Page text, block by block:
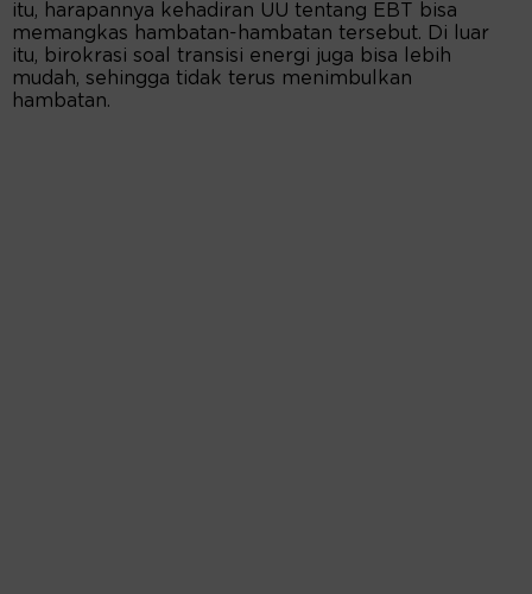
itu, harapannya kehadiran UU tentang EBT bisa
memangkas hambatan-hambatan tersebut. Di luar
itu, birokrasi soal transisi energi juga bisa lebih
mudah, sehingga tidak terus menimbulkan
hambatan.